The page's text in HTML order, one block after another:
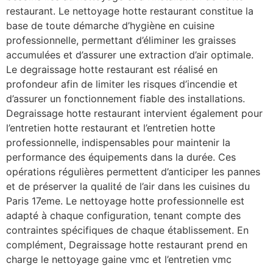
restaurant. Le nettoyage hotte restaurant constitue la
base de toute démarche d’hygiène en cuisine
professionnelle, permettant d’éliminer les graisses
accumulées et d’assurer une extraction d’air optimale.
Le degraissage hotte restaurant est réalisé en
profondeur afin de limiter les risques d’incendie et
d’assurer un fonctionnement fiable des installations.
Degraissage hotte restaurant intervient également pour
l’entretien hotte restaurant et l’entretien hotte
professionnelle, indispensables pour maintenir la
performance des équipements dans la durée. Ces
opérations régulières permettent d’anticiper les pannes
et de préserver la qualité de l’air dans les cuisines du
Paris 17eme. Le nettoyage hotte professionnelle est
adapté à chaque configuration, tenant compte des
contraintes spécifiques de chaque établissement. En
complément, Degraissage hotte restaurant prend en
charge le nettoyage gaine vmc et l’entretien vmc